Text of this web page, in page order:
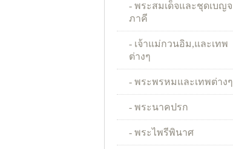
- พระสมเด็จและชุดเบญจ
ภาคี
- เจ้าแม่กวนอิม,และเทพ
ต่างๆ
- พระพรหมและเทพต่างๆ
- พระนาคปรก
- พระไพรีพินาศ